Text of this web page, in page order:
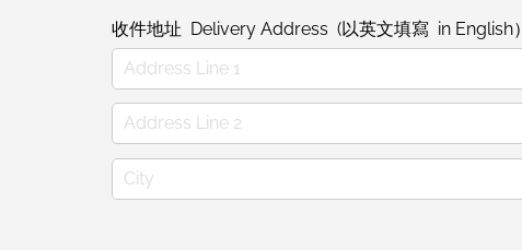
收件地址 Delivery Address (以英文填寫 in English）